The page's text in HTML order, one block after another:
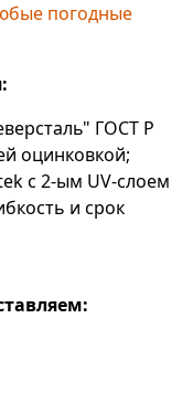
погодные
ГОСТ Р
оцинковкой;
с 2-ым UV-слоем
и срок